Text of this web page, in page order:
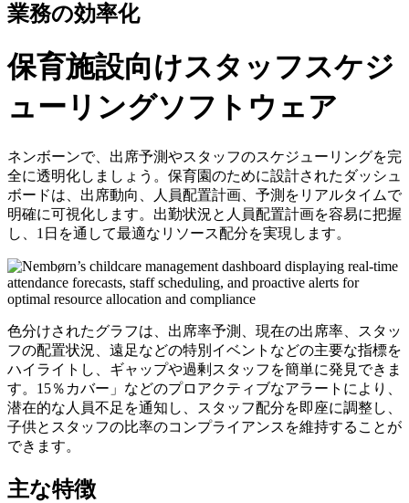
業務の効率化
保育施設向けスタッフスケジ
ューリングソフトウェア
ネンボーンで、出席予測やスタッフのスケジューリングを完
全に透明化しましょう。保育園のために設計されたダッシュ
ボードは、出席動向、人員配置計画、予測をリアルタイムで
明確に可視化します。出勤状況と人員配置計画を容易に把握
し、1日を通して最適なリソース配分を実現します。
色分けされたグラフは、出席率予測、現在の出席率、スタッ
フの配置状況、遠足などの特別イベントなどの主要な指標を
ハイライトし、ギャップや過剰スタッフを簡単に発見できま
す。15％カバー」などのプロアクティブなアラートにより、
潜在的な人員不足を通知し、スタッフ配分を即座に調整し、
子供とスタッフの比率のコンプライアンスを維持することが
できます。
主な特徴